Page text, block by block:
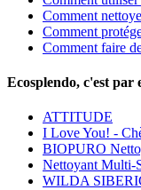
Comment
Comment
Comment faire
Ecosplendo, c'est par
ATTITUDE
I Love You! -
BIOPURO
Nettoyant Multi-
WILDA